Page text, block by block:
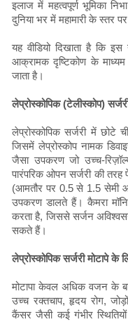
इलाज में महत्वपूर्ण भूमिका
दुनिया भर में महामारी के स्तर
यह वीडियो दिखाता है कि
आक्रामक दृष्टिकोण के
जाता है।
लेप्रोस्कोपिक (टेलीस्कोप)
लेप्रोस्कोपिक सर्जरी में
जिसमें लेप्रोस्कोप नामक
जैसा उपकरण जो उच्च-
पारंपरिक ओपन सर्जरी की
(आमतौर पर 0.5 से 1.5 सेमी
उपकरण डालते हैं। कैमरा
करता है, जिससे सर्जन
सकते हैं।
लेप्रोस्कोपिक सर्जरी मोटापे के
मोटापा केवल अधिक वजन के
उच्च रक्तचाप, हृदय रोग,
कैंसर जैसी कई गंभीर